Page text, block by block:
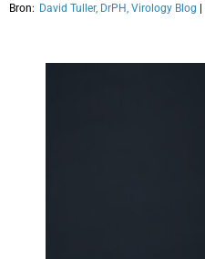
Bron: David Tuller, DrPH, Virology Blog